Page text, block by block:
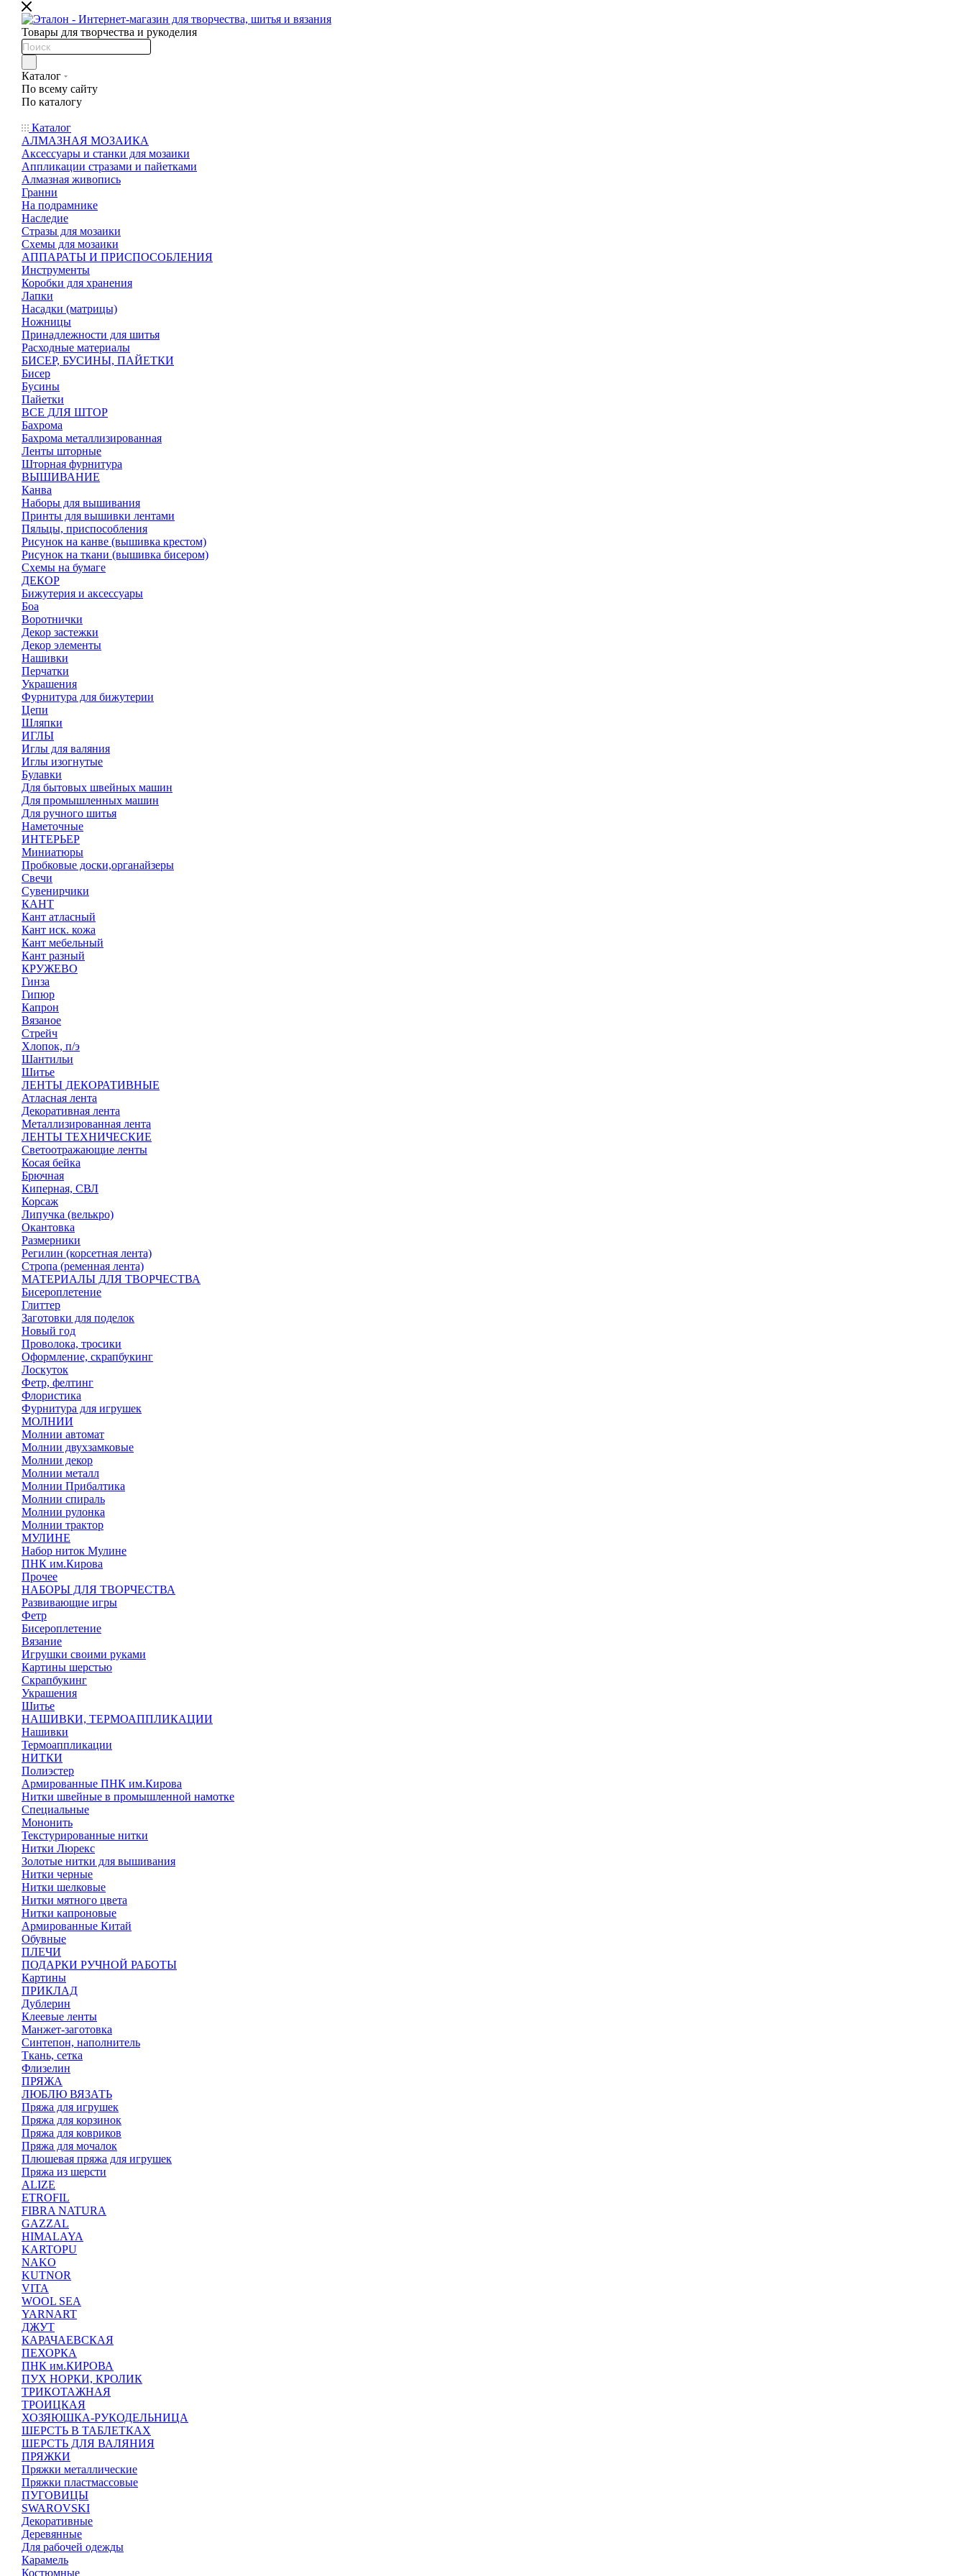
Товары для творчества и рукоделия
Каталог
По всему сайту
По каталогу
Каталог
АЛМАЗНАЯ МОЗАИКА
Аксессуары и станки для мозаики
Аппликации стразами и пайетками
Алмазная живопись
Гранни
На подрамнике
Наследие
Стразы для мозаики
Схемы для мозаики
АППАРАТЫ И ПРИСПОСОБЛЕНИЯ
Инструменты
Коробки для хранения
Лапки
Насадки (матрицы)
Ножницы
Принадлежности для шитья
Расходные материалы
БИСЕР, БУСИНЫ, ПАЙЕТКИ
Бисер
Бусины
Пайетки
ВСЕ ДЛЯ ШТОР
Бахрома
Бахрома металлизированная
Ленты шторные
Шторная фурнитура
ВЫШИВАНИЕ
Канва
Наборы для вышивания
Принты для вышивки лентами
Пяльцы, приспособления
Рисунок на канве (вышивка крестом)
Рисунок на ткани (вышивка бисером)
Схемы на бумаге
ДЕКОР
Бижутерия и аксессуары
Боа
Воротнички
Декор застежки
Декор элементы
Нашивки
Перчатки
Украшения
Фурнитура для бижутерии
Цепи
Шляпки
ИГЛЫ
Иглы для валяния
Иглы изогнутые
Булавки
Для бытовых швейных машин
Для промышленных машин
Для ручного шитья
Наметочные
ИНТЕРЬЕР
Миниатюры
Пробковые доски,органайзеры
Свечи
Сувенирчики
КАНТ
Кант атласный
Кант иск. кожа
Кант мебельный
Кант разный
КРУЖЕВО
Гинза
Гипюр
Капрон
Вязаное
Стрейч
Хлопок, п/э
Шантильи
Шитье
ЛЕНТЫ ДЕКОРАТИВНЫЕ
Атласная лента
Декоративная лента
Металлизированная лента
ЛЕНТЫ ТЕХНИЧЕСКИЕ
Светоотражающие ленты
Косая бейка
Брючная
Киперная, СВЛ
Корсаж
Липучка (велькро)
Окантовка
Размерники
Регилин (корсетная лента)
Стропа (ременная лента)
МАТЕРИАЛЫ ДЛЯ ТВОРЧЕСТВА
Бисероплетение
Глиттер
Заготовки для поделок
Новый год
Проволока, тросики
Оформление, скрапбукинг
Лоскуток
Фетр, фелтинг
Флористика
Фурнитура для игрушек
МОЛНИИ
Молнии автомат
Молнии двухзамковые
Молнии декор
Молнии металл
Молнии Прибалтика
Молнии спираль
Молнии рулонка
Молнии трактор
МУЛИНЕ
Набор ниток Мулине
ПНК им.Кирова
Прочее
НАБОРЫ ДЛЯ ТВОРЧЕСТВА
Развивающие игры
Фетр
Бисероплетение
Вязание
Игрушки своими руками
Картины шерстью
Скрапбукинг
Украшения
Шитье
НАШИВКИ, ТЕРМОАППЛИКАЦИИ
Нашивки
Термоаппликации
НИТКИ
Полиэстер
Армированные ПНК им.Кирова
Нитки швейные в промышленной намотке
Специальные
Мононить
Текстурированные нитки
Нитки Люрекс
Золотые нитки для вышивания
Нитки черные
Нитки шелковые
Нитки мятного цвета
Нитки капроновые
Армированные Китай
Обувные
ПЛЕЧИ
ПОДАРКИ РУЧНОЙ РАБОТЫ
Картины
ПРИКЛАД
Дублерин
Клеевые ленты
Манжет-заготовка
Синтепон, наполнитель
Ткань, сетка
Флизелин
ПРЯЖА
ЛЮБЛЮ ВЯЗАТЬ
Пряжа для игрушек
Пряжа для корзинок
Пряжа для ковриков
Пряжа для мочалок
Плюшевая пряжа для игрушек
Пряжа из шерсти
ALIZE
ETROFIL
FIBRA NATURA
GAZZAL
HIMALAYA
KARTOPU
NAKO
KUTNOR
VITA
WOOL SEA
YARNART
ДЖУТ
КАРАЧАЕВСКАЯ
ПЕХОРКА
ПНК им.КИРОВА
ПУХ НОРКИ, КРОЛИК
ТРИКОТАЖНАЯ
ТРОИЦКАЯ
ХОЗЯЮШКА-РУКОДЕЛЬНИЦА
ШЕРСТЬ В ТАБЛЕТКАХ
ШЕРСТЬ ДЛЯ ВАЛЯНИЯ
ПРЯЖКИ
Пряжки металлические
Пряжки пластмассовые
ПУГОВИЦЫ
SWAROVSKI
Декоративные
Деревянные
Для рабочей одежды
Карамель
Костюмные